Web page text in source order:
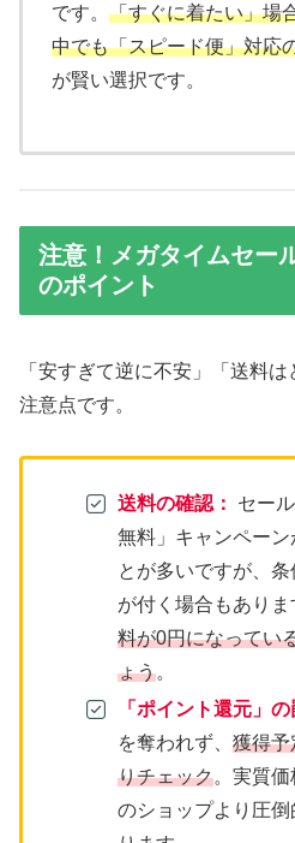
です。 「すぐに着たい」場
中でも「スピード便」対応
が賢い選択です。
注意！メガタイムセー
のポイント
「安すぎて逆に不安」「送料
注意点です。
送料の確認：
セー
無料」キャンペーン
とが多いですが、
が付く場合もありま
料が0円になってい
ょう。
「ポイント還元」の
を奪われず、 獲得予
りチェック。実質価
のショップより圧